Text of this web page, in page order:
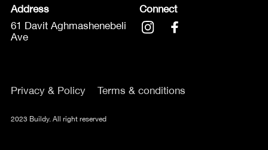
Address
61 Davit Aghmashenebeli
Ave
Connect
Privacy & Policy Terms & conditions
2023 Buildy. All right reserved